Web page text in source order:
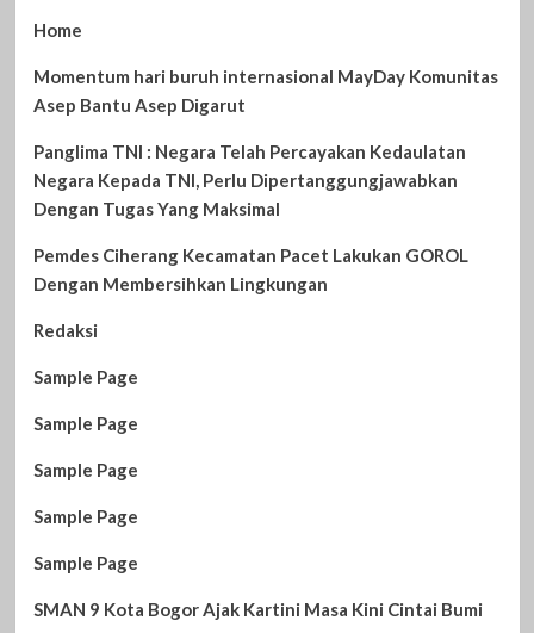
Home
Momentum hari buruh internasional MayDay Komunitas
Asep Bantu Asep Digarut
Panglima TNI : Negara Telah Percayakan Kedaulatan
Negara Kepada TNI, Perlu Dipertanggungjawabkan
Dengan Tugas Yang Maksimal
Pemdes Ciherang Kecamatan Pacet Lakukan GOROL
Dengan Membersihkan Lingkungan
Redaksi
Sample Page
Sample Page
Sample Page
Sample Page
Sample Page
SMAN 9 Kota Bogor Ajak Kartini Masa Kini Cintai Bumi